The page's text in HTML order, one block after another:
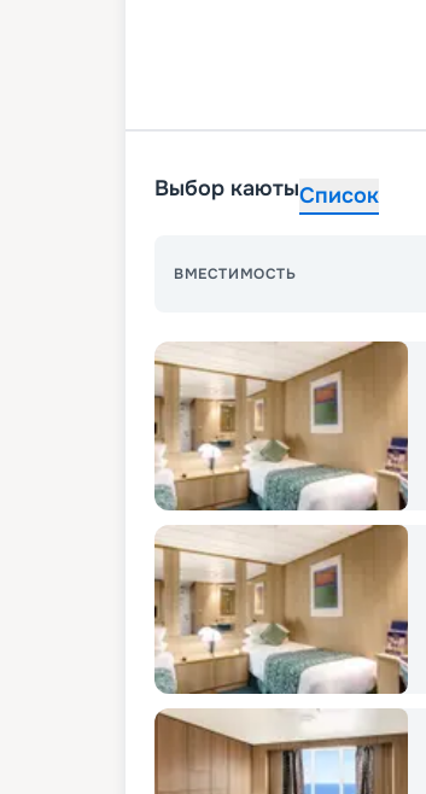
Выбор каютыСписок
ВМЕСТИМОСТЬ